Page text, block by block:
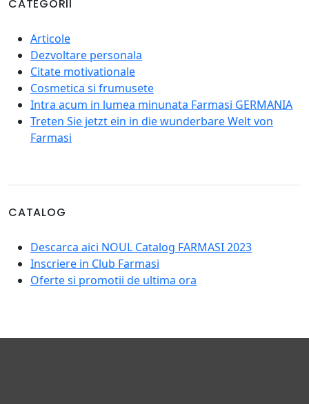
CATEGORII
Articole
Dezvoltare personala
Citate motivationale
Cosmetica si frumusete
Intra acum in lumea minunata Farmasi GERMANIA
Treten Sie jetzt ein in die wunderbare Welt von
Farmasi
CATALOG
Descarca aici NOUL Catalog FARMASI 2023
Inscriere in Club Farmasi
Oferte si promotii de ultima ora